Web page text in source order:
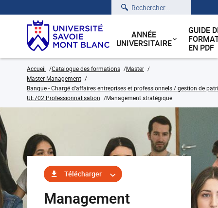
Rechercher
ANNÉE
UNIVERSITAIRE
GUIDE
EN PDF
Accueil Catalogue des formations
Master
Master Management
Banque - Chargé d'affaires entreprises et professionnels / gestion de
UE702 Professionnalisation
Management stratégique
Télécharger
Management